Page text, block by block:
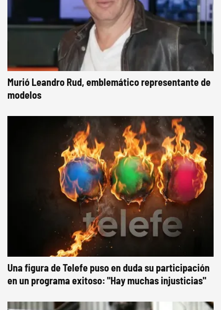
Murió Leandro Rud, emblemático representante de
modelos
Una figura de Telefe puso en duda su participación
en un programa exitoso: "Hay muchas injusticias"